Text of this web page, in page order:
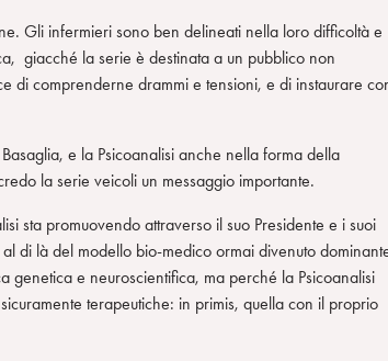
Gli infermieri sono ben delineati nella loro difficoltà e
giacché la serie è destinata a un pubblico non
di comprenderne drammi e tensioni, e di instaurare
e la Psicoanalisi anche nella forma della
la serie veicoli un messaggio importante.
sta promuovendo attraverso il suo Presidente e i suoi
di là del modello bio-medico ormai divenuto
e neuroscientifica, ma perché la Psicoanalisi
terapeutiche: in primis, quella con il proprio